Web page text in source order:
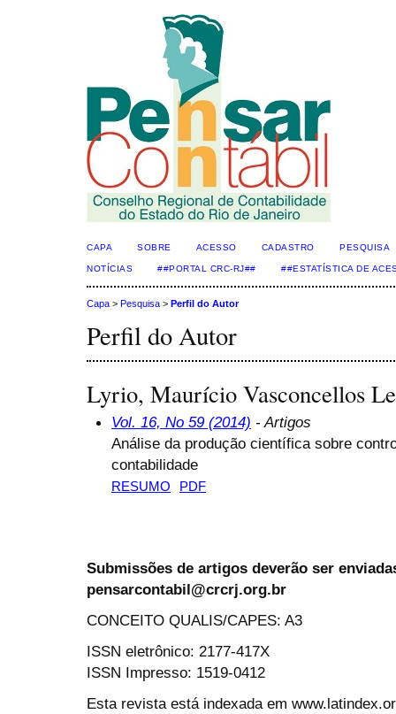
CAPA SOBRE ACESSO CADASTRO PESQUISA
NOTÍCIAS ##PORTAL CRC-RJ## ##ESTATÍSTICA DE
Capa > Pesquisa > Perfil do Autor
Perfil do Autor
Lyrio, Maurício Vasconcellos
Vol. 16, No 59 (2014) - Artigos
Análise da produção científica sobre
contabilidade
RESUMO PDF
Submissões de artigos deverão ser
pensarcontabil@crcrj.org.br
CONCEITO QUALIS/CAPES: A3
ISSN eletrônico: 2177-417X
ISSN Impresso: 1519-0412
Esta revista está indexada em